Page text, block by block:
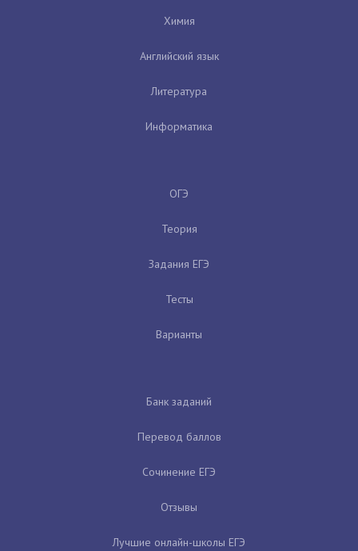
Химия
Английский язык
Литература
Информатика
ОГЭ
Теория
Задания ЕГЭ
Тесты
Варианты
Банк заданий
Перевод баллов
Сочинение ЕГЭ
Отзывы
Лучшие онлайн-школы ЕГЭ